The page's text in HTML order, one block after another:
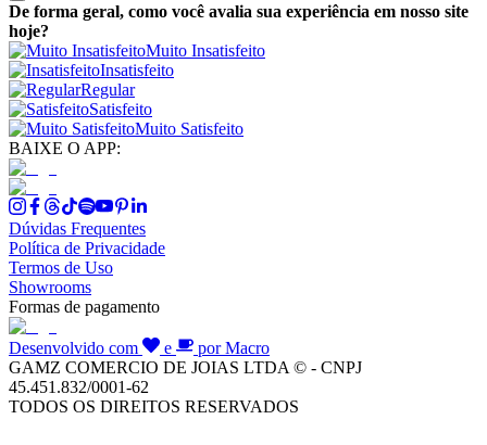
De forma geral, como você avalia sua experiência em nosso site
hoje?
Muito Insatisfeito
Insatisfeito
Regular
Satisfeito
Muito Satisfeito
BAIXE O APP:
Dúvidas Frequentes
Política de Privacidade
Termos de Uso
Showrooms
Formas de pagamento
Desenvolvido com e
por Macro
GAMZ COMERCIO DE JOIAS LTDA © - CNPJ
45.451.832/0001-62
TODOS OS DIREITOS RESERVADOS